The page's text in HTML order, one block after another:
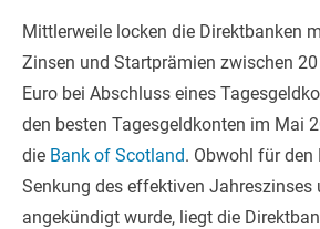
Mittlerweile locken die Direktbanken
Zinsen und Startprämien zwischen
Euro bei Abschluss eines
den besten Tagesgeldkonten im Mai
die Bank of Scotland. Obwohl für den
Senkung des effektiven Jahreszinses
angekündigt wurde, liegt die